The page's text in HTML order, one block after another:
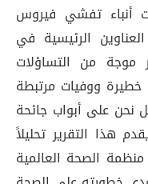
مايو 2026، تصدّرت أنباء تفشي فيروس
الرئيسية في
موجة من التساؤلات
خطيرة ووفيات مرتبطة
نحن على أبواب جائحة
هذا التقرير تحليلاً
الصحة العالمية